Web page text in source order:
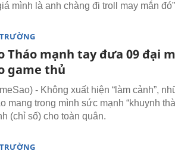
mình là anh chàng đi troll may mắn đó”
Tháo mạnh tay đưa 09 đại
game thủ
- Không xuất hiện “làm cảnh”,
mang trong mình sức mạnh “khuynh
(chỉ số) cho toàn quân.